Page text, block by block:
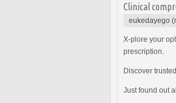
Clinical
eukedayego
X-plore your
prescription.
Discover
Just found out